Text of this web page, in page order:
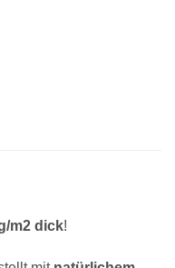
m2 dick!